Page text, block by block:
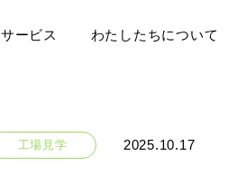
サービス わたしたちについて
工場見学 2025.10.17